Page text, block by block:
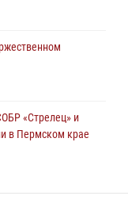
«Стрелец» и
в Пермском крае